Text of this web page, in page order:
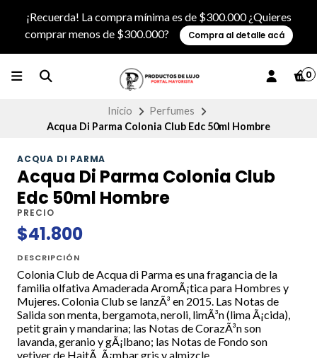
¡Recuerda! La compra mínima es de $300.000 ¿Quieres
comprar menos de $300.000?
Compra al detalle acá
0
Inicio
Perfumes
Acqua Di Parma Colonia Club Edc 50ml Hombre
ACQUA DI PARMA
Acqua Di Parma Colonia Club
Edc 50ml Hombre
PRECIO
$41.800
DESCRIPCIÓN
Colonia Club de Acqua di Parma es una fragancia de la
familia olfativa Amaderada AromÃ¡tica para Hombres y
Mujeres. Colonia Club se lanzÃ³ en 2015. Las Notas de
Salida son menta, bergamota, neroli, limÃ³n (lima Ã¡cida),
petit grain y mandarina; las Notas de CorazÃ³n son
lavanda, geranio y gÃ¡lbano; las Notas de Fondo son
vetiver de HaitÃ­, Ã¡mbar gris y almizcle.